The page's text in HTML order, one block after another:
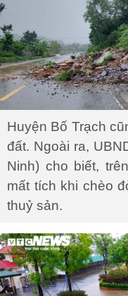
Huyện Bố Trạch
đất. Ngoài ra,
Ninh) cho biết,
mất tích khi chèo
thuỷ sản.